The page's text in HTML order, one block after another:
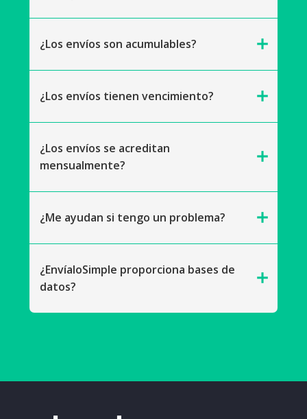
¿Los envíos son acumulables? add
¿Los envíos tienen vencimiento? add
¿Los envíos se acreditan
mensualmente?
add
¿Me ayudan si tengo un problema? add
¿EnvíaloSimple proporciona bases de
datos?
add